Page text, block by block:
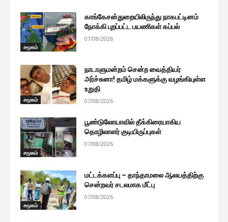
சமூகம்
காங்கேசன்துறையிலிருந்து நாகபட்டினம்
நோக்கி புறப்பட்ட பயணிகள் கப்பல்
07/08/2026
சமூகம்
நாடாளுமன்றம் சென்ற வைத்தியர்
அர்ச்சுனா! தமிழ் மக்களுக்கு வழங்கியுள்ள
உறுதி
07/08/2026
சமூகம்
பூண்டுலோயாவில் தீக்கிரையாகிய
தொழிலாளர் குடியிருப்புகள்
07/08/2026
சமூகம்
மட்டக்களப்பு – தாந்தாமலை ஆலயத்திற்கு
சென்றவர் சடலமாக மீட்பு
07/08/2026